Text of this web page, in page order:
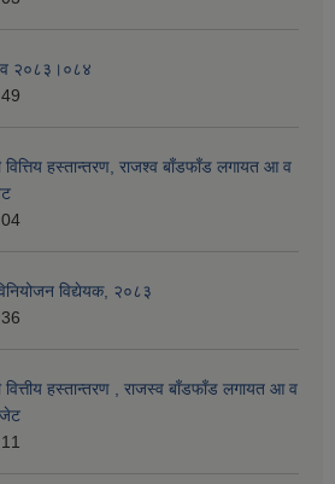
२०८३।०८४
हस्तान्तरण, राजश्व बाँडफाँड लगायत आ व
विद्येयक, २०८३
हस्तान्तरण , राजस्व बाँडफाँड लगायत आ व